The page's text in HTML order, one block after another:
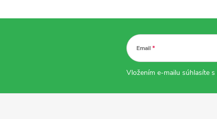
Email
Vložením e-mailu súhlasíte s